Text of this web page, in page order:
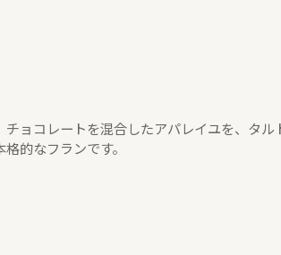
チョコレートを混合したアパレイユを、タル
的なフランです。